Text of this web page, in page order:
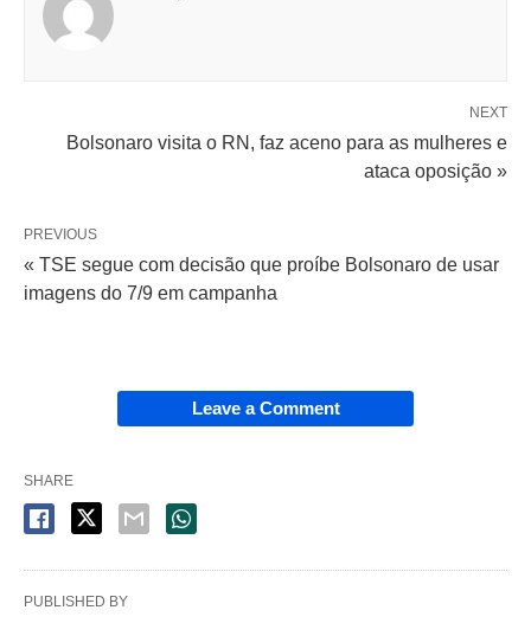
NEXT
Bolsonaro visita o RN, faz aceno para as mulheres e
ataca oposição »
PREVIOUS
« TSE segue com decisão que proíbe Bolsonaro de usar
imagens do 7/9 em campanha
Leave a Comment
SHARE
PUBLISHED BY